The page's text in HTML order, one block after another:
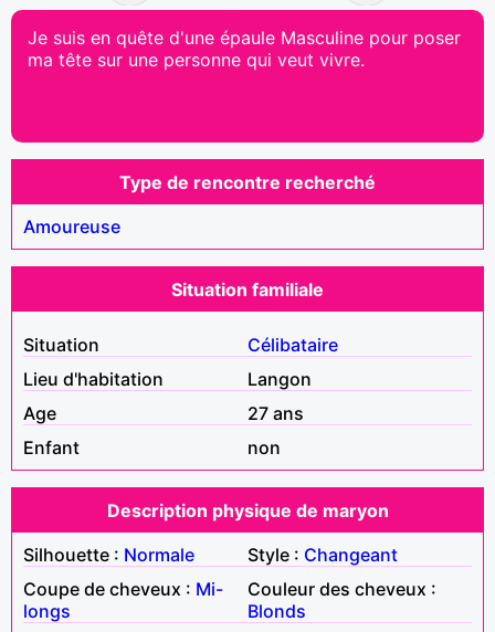
Je suis en quête d'une épaule Masculine pour poser
ma tête sur une personne qui veut vivre.
Type de rencontre recherché
Amoureuse
Situation familiale
Situation
Célibataire
Lieu d'habitation
Langon
Age
27 ans
Enfant
non
Description physique de maryon
Silhouette : Normale Style : Changeant
Coupe de cheveux : Mi-
longs
Couleur des cheveux :
Blonds